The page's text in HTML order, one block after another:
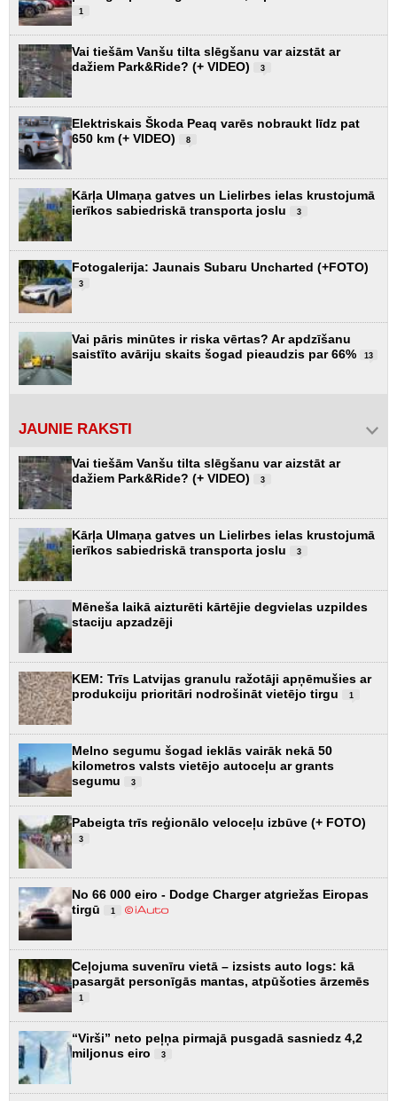
1
Vai tiešām Vanšu tilta slēgšanu var aizstāt ar
dažiem Park&Ride? (+ VIDEO)
3
Elektriskais Škoda Peaq varēs nobraukt līdz pat
650 km (+ VIDEO)
8
Kārļa Ulmaņa gatves un Lielirbes ielas krustojumā
ierīkos sabiedriskā transporta joslu
3
Fotogalerija: Jaunais Subaru Uncharted (+FOTO)
3
Vai pāris minūtes ir riska vērtas? Ar apdzīšanu
saistīto avāriju skaits šogad pieaudzis par 66%
13
JAUNIE RAKSTI
Vai tiešām Vanšu tilta slēgšanu var aizstāt ar
dažiem Park&Ride? (+ VIDEO)
3
Kārļa Ulmaņa gatves un Lielirbes ielas krustojumā
ierīkos sabiedriskā transporta joslu
3
Mēneša laikā aizturēti kārtējie degvielas uzpildes
staciju apzadzēji
KEM: Trīs Latvijas granulu ražotāji apņēmušies ar
produkciju prioritāri nodrošināt vietējo tirgu
1
Melno segumu šogad ieklās vairāk nekā 50
kilometros valsts vietējo autoceļu ar grants
segumu
3
Pabeigta trīs reģionālo veloceļu izbūve (+ FOTO)
3
No 66 000 eiro - Dodge Charger atgriežas Eiropas
tirgū
1
Ceļojuma suvenīru vietā – izsists auto logs: kā
pasargāt personīgās mantas, atpūšoties ārzemēs
1
“Virši” neto peļņa pirmajā pusgadā sasniedz 4,2
miljonus eiro
3